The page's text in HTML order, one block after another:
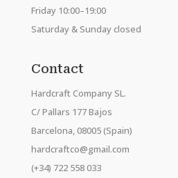
Friday 10:00–19:00
Saturday & Sunday closed
Contact
Hardcraft Company SL.
C/ Pallars 177 Bajos
Barcelona, 08005 (Spain)
hardcraftco@gmail.com
(+34) 722 558 033